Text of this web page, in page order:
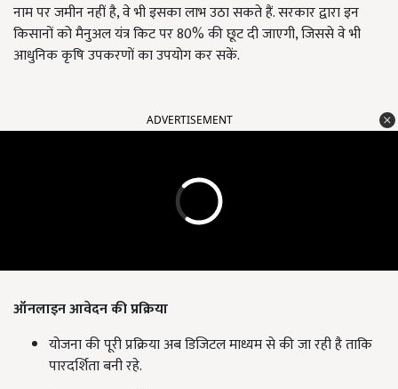
नाम पर जमीन नहीं है, वे भी इसका लाभ उठा सकते हैं. सरकार द्वारा इन
किसानों को मैनुअल यंत्र किट पर 80% की छूट दी जाएगी, जिससे वे भी
आधुनिक कृषि उपकरणों का उपयोग कर सकें.
ADVERTISEMENT
ऑनलाइन आवेदन की प्रक्रिया
योजना की पूरी प्रक्रिया अब डिजिटल माध्यम से की जा रही है ताकि
पारदर्शिता बनी रहे.